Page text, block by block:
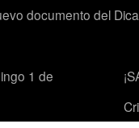
documento del
1 de